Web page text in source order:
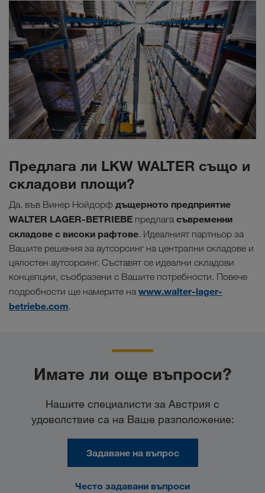
Предлага ли LKW WALTER също и
складови площи?
Да, във Винер Нойдорф дъщерното предприятие
WALTER LAGER-BETRIEBE предлага съвременни
складове с високи рафтове. Идеалният партньор за
Вашите решения за аутсорсинг на централни складове и
цялостен аутсорсинг. Съставят се идеални складови
концепции, съобразени с Вашите потребности. Повече
подробности ще намерите на www.walter-lager-
betriebe.com.
Имате ли още въпроси?
Нашите специалисти за Австрия с
удоволствие са на Ваше разположение:
Задаване на въпрос
Често задавани въпроси